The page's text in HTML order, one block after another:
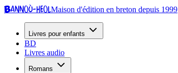
Bannoù-heolMaison d'édition en breton depuis 1999
Livres pour enfants
BD
Livres audio
Romans